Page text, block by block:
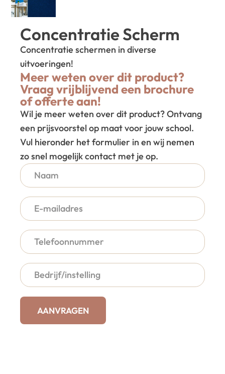
Concentratie Scherm
Concentratie schermen in diverse
uitvoeringen!
Meer weten over dit product?
Vraag vrijblijvend een brochure
of offerte aan!
Wil je meer weten over dit product? Ontvang
een prijsvoorstel op maat voor jouw school.
Vul hieronder het formulier in en wij nemen
zo snel mogelijk contact met je op.
AANVRAGEN